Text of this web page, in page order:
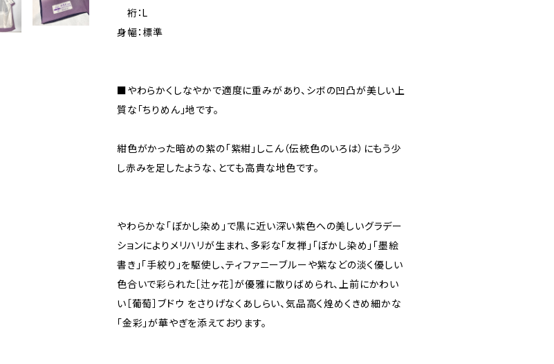
裄：L
身幅：標準
■やわらかくしなやかで適度に重みがあり、シボの凹凸が美しい上
質な「ちりめん」地です。
紺色がかった暗めの紫の「紫紺」しこん（伝統色のいろは）にもう少
し赤みを足したような、とても高貴な地色です。
やわらかな「ぼかし染め」で黒に近い深い紫色への美しいグラデー
ションによりメリハリが生まれ、多彩な「友禅」「ぼかし染め」「墨絵
書き」「手絞り」を駆使し、ティファニーブルーや紫などの淡く優しい
色合いで彩られた［辻ヶ花］が優雅に散りばめられ、上前にかわい
い［葡萄］ブドウ をさりげなくあしらい、気品高く煌めくきめ細かな
「金彩」が華やぎを添えております。